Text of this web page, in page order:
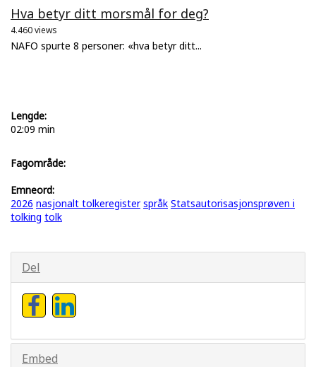
Hva betyr ditt morsmål for deg?
4.460 views
NAFO spurte 8 personer: «hva betyr ditt...
Lengde:
02:09 min
Fagområde:
Emneord:
2026 nasjonalt tolkeregister språk Statsautorisasjonsprøven i
tolking tolk
Del
Embed